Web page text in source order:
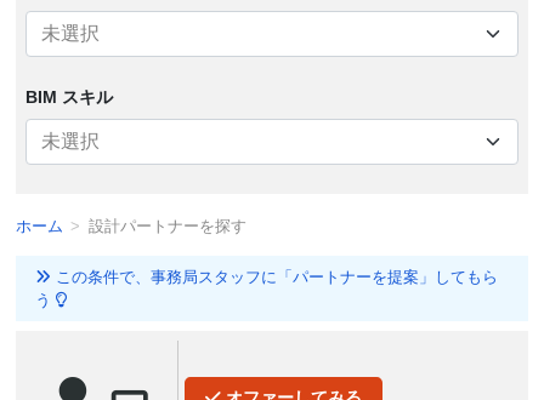
BIM スキル
ホーム 設計パートナーを探す
この条件で、事務局スタッフに「パートナーを提案」してもら
う